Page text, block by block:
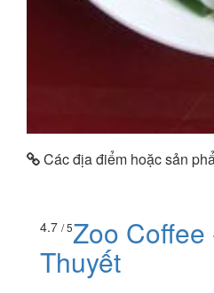
Các địa điểm hoặc sản
4.7 / 5Zoo
Thuyết